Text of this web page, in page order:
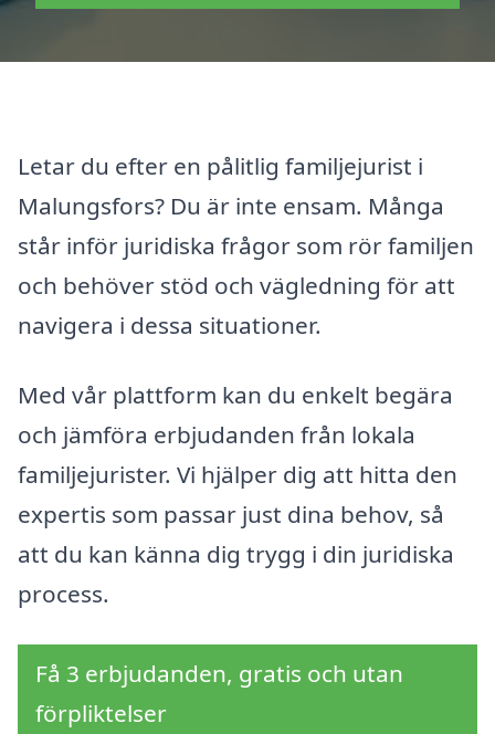
Letar du efter en pålitlig familjejurist i
Malungsfors? Du är inte ensam. Många
står inför juridiska frågor som rör familjen
och behöver stöd och vägledning för att
navigera i dessa situationer.
Med vår plattform kan du enkelt begära
och jämföra erbjudanden från lokala
familjejurister. Vi hjälper dig att hitta den
expertis som passar just dina behov, så
att du kan känna dig trygg i din juridiska
process.
Få 3 erbjudanden, gratis och utan
förpliktelser